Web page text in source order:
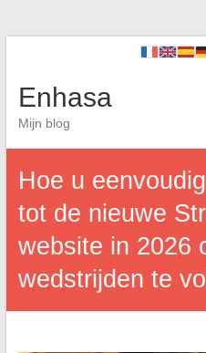
Enhasa
Mijn blog
Hoe u
tot de nieuwe
website in 2026
wedstrijden te